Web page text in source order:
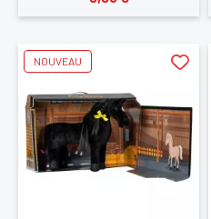
NOUVEAU